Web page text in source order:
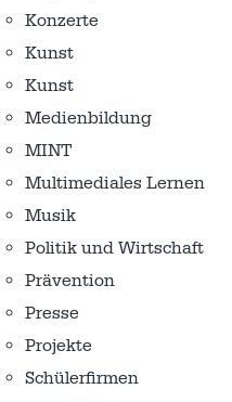
Konzerte
Kunst
Kunst
Medienbildung
MINT
Multimediales Lernen
Musik
Politik und Wirtschaft
Prävention
Presse
Projekte
Schülerfirmen